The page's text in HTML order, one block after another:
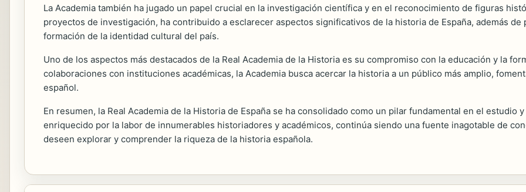
La Academia también ha jugado un papel crucial en la investigación científica y en el reconocimiento de figuras
proyectos de investigación, ha contribuido a esclarecer aspectos significativos de la historia de España, además
formación de la identidad cultural del país.
Uno de los aspectos más destacados de la Real Academia de la Historia es su compromiso con la educación y la
colaboraciones con instituciones académicas, la Academia busca acercar la historia a un público más amplio,
español.
En resumen, la Real Academia de la Historia de España se ha consolidado como un pilar fundamental en el estudio
enriquecido por la labor de innumerables historiadores y académicos, continúa siendo una fuente inagotable de
deseen explorar y comprender la riqueza de la historia española.